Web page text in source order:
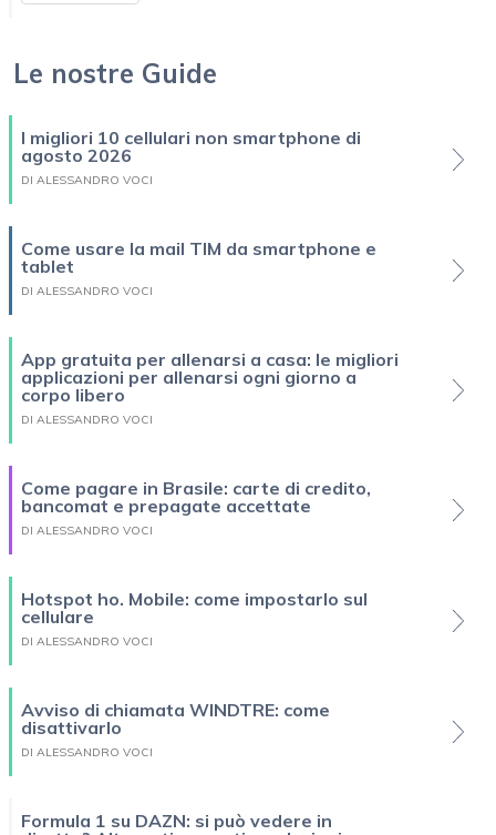
Le nostre Guide
I migliori 10 cellulari non smartphone di
agosto 2026
DI ALESSANDRO VOCI
Come usare la mail TIM da smartphone e
tablet
DI ALESSANDRO VOCI
App gratuita per allenarsi a casa: le migliori
applicazioni per allenarsi ogni giorno a
corpo libero
DI ALESSANDRO VOCI
Come pagare in Brasile: carte di credito,
bancomat e prepagate accettate
DI ALESSANDRO VOCI
Hotspot ho. Mobile: come impostarlo sul
cellulare
DI ALESSANDRO VOCI
Avviso di chiamata WINDTRE: come
disattivarlo
DI ALESSANDRO VOCI
Formula 1 su DAZN: si può vedere in